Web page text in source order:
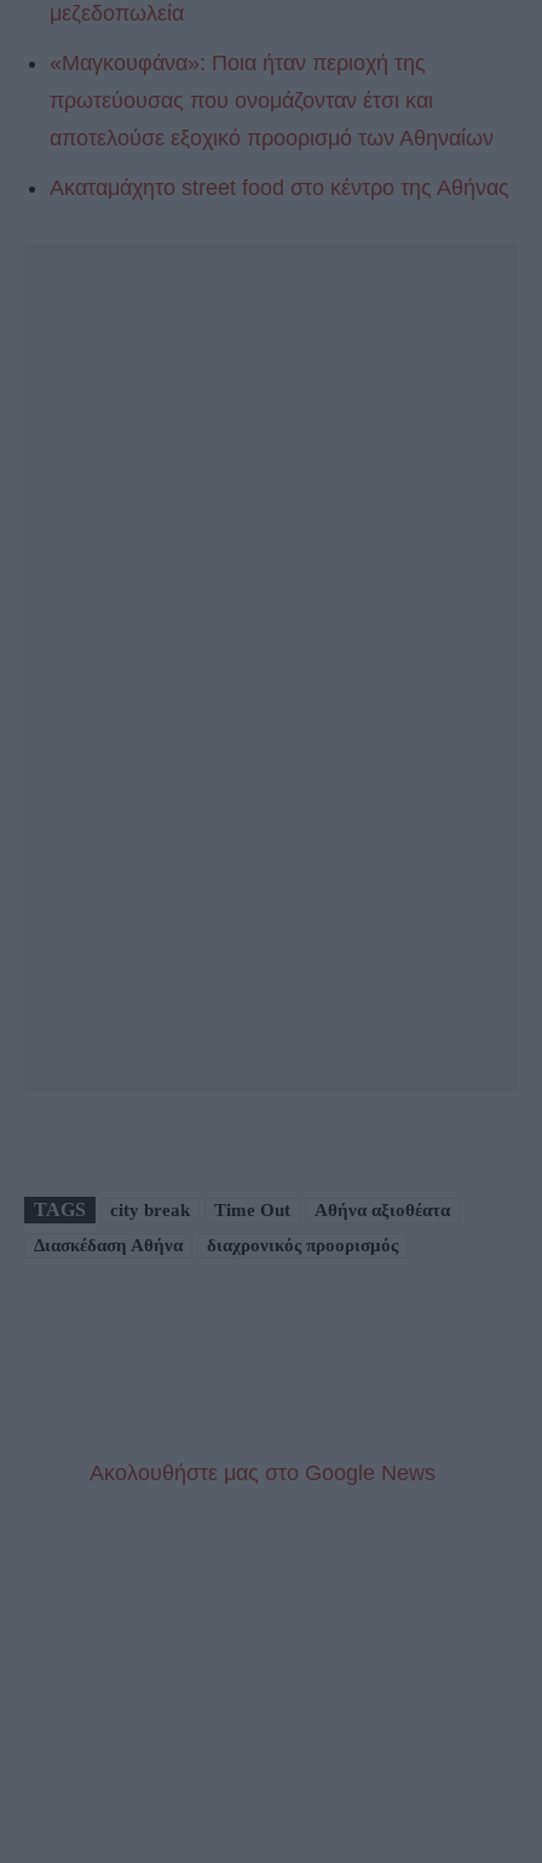
μεζεδοπωλεία
«Μαγκουφάνα»: Ποια ήταν περιοχή της
πρωτεύουσας που ονομάζονταν έτσι και
αποτελούσε εξοχικό προορισμό των Αθηναίων
Ακαταμάχητο street food στο κέντρο της Αθήνας
TAGS city break Time Out
Αθήνα αξιοθέατα
Διασκέδαση Αθήνα
διαχρονικός προορισμός
Aκολουθήστε μας στo Google News